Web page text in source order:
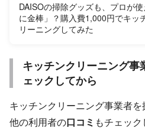
DAISOの掃除グッズも、プロが
に金棒」？購入費1,000円でキッ
リーニングしてみた
キッチンクリーニング
ェックしてから
キッチンクリーニング事業者
他の利用者の口コミ もチェック